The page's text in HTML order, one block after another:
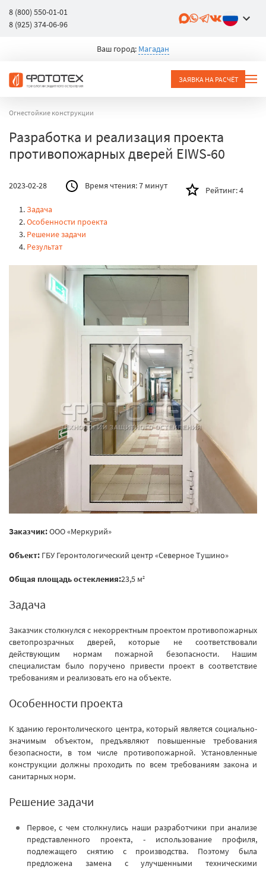
8 (800) 550-01-01
8 (925) 374-06-96
Ваш город: Магадан
ЗАЯВКА НА РАСЧЁТ
Огнестойкие конструкции
Разработка и реализация проекта
противопожарных дверей EIWS-60
2023-02-28 Время чтения:7 минут Рейтинг:4
Задача
Особенности проекта
Решение задачи
Результат
Заказчик:ООО «Меркурий»
Объект: ГБУ Геронтологический центр «Северное Тушино»
Общая площадь остекления:23,5 м2
Задача
Заказчик столкнулся с некорректным проектом противопожарных
светопрозрачных дверей, которые не соответствовали
действующим нормам пожарной безопасности. Нашим
специалистам было поручено привести проект в соответствие
требованиям и реализовать его на объекте.
Особенности проекта
К зданию геронтолического центра, который является социально-
значимым объектом, предъявляют повышенные требования
безопасности, в том числе противопожарной. Установленные
конструкции должны проходить по всем требованиям закона и
санитарных норм.
Решение задачи
Первое, с чем столкнулись наши разработчики при анализе
представленного проекта, - использование профиля,
подлежащего снятию с производства. Поэтому была
предложена замена с улучшенными техническими